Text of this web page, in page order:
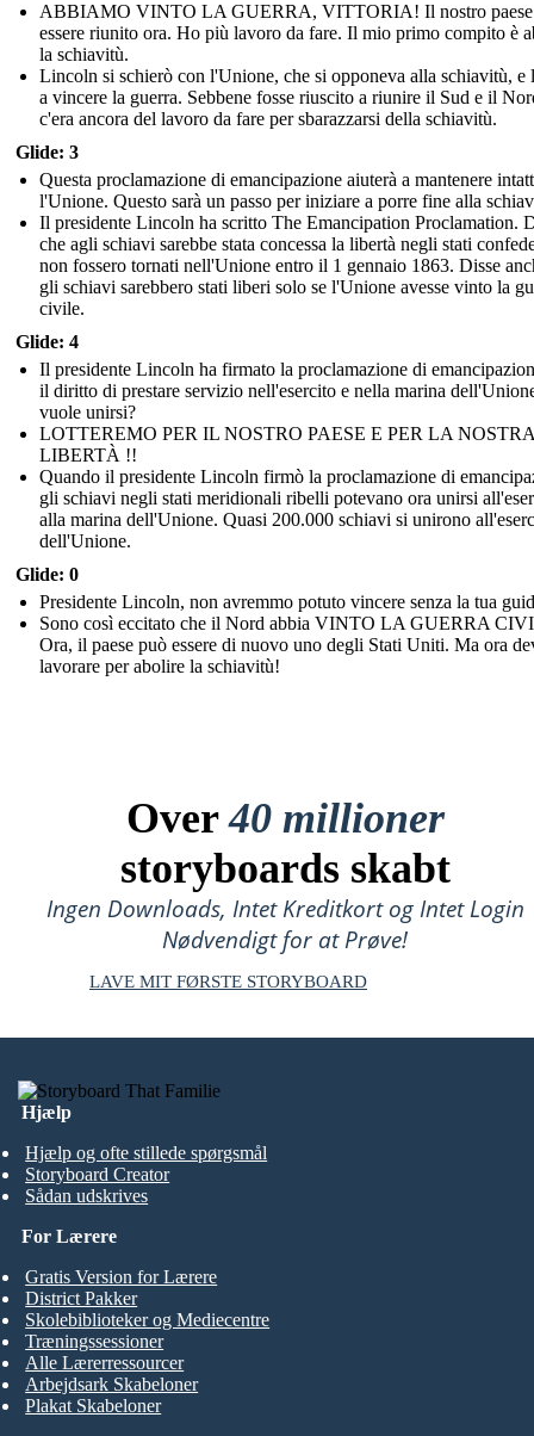
ABBIAMO VINTO LA GUERRA, VITTORIA! Il nostro paese
essere riunito ora. Ho più lavoro da fare. Il mio primo compito è
la schiavitù.
Lincoln si schierò con l'Unione, che si opponeva alla schiavitù, e
a vincere la guerra. Sebbene fosse riuscito a riunire il Sud e il
c'era ancora del lavoro da fare per sbarazzarsi della schiavitù.
Glide: 3
Questa proclamazione di emancipazione aiuterà a mantenere
l'Unione. Questo sarà un passo per iniziare a porre fine alla
Il presidente Lincoln ha scritto The Emancipation Proclamation.
che agli schiavi sarebbe stata concessa la libertà negli stati
non fossero tornati nell'Unione entro il 1 gennaio 1863. Disse
gli schiavi sarebbero stati liberi solo se l'Unione avesse vinto la
civile.
Glide: 4
Il presidente Lincoln ha firmato la proclamazione di
il diritto di prestare servizio nell'esercito e nella marina
vuole unirsi?
LOTTEREMO PER IL NOSTRO PAESE E PER LA NOSTRA
LIBERTÀ !!
Quando il presidente Lincoln firmò la proclamazione di
gli schiavi negli stati meridionali ribelli potevano ora unirsi
alla marina dell'Unione. Quasi 200.000 schiavi si unirono
dell'Unione.
Glide: 0
Presidente Lincoln, non avremmo potuto vincere senza la tua
Sono così eccitato che il Nord abbia VINTO LA GUERRA
Ora, il paese può essere di nuovo uno degli Stati Uniti. Ma ora
lavorare per abolire la schiavitù!
Over40 millioner
storyboards skabt
Ingen Downloads, Intet Kreditkort og Intet Login
Nødvendigt for at Prøve!
LAVE MIT FØRSTE STORYBOARD
Hjælp
Hjælp og ofte stillede spørgsmål
Storyboard Creator
Sådan udskrives
For Lærere
Gratis Version for Lærere
District Pakker
Skolebiblioteker og Mediecentre
Træningssessioner
Alle Lærerressourcer
Arbejdsark Skabeloner
Plakat Skabeloner